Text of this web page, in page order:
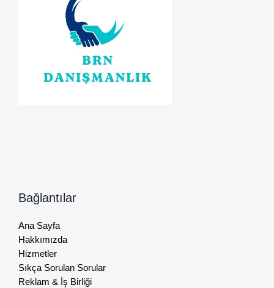
Bağlantılar
Ana Sayfa
Hakkımızda
Hizmetler
Sıkça Sorulan Sorular
Reklam & İş Birliği